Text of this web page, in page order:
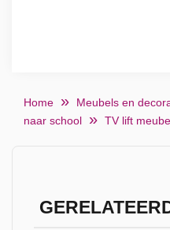
Home Meubels en
naar school
TV lift